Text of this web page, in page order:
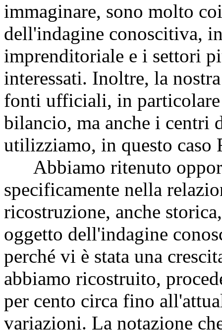
immaginare, sono molto
dell'indagine conoscitiva,
imprenditoriale e i settori
interessati. Inoltre, la
fonti ufficiali, in
bilancio, ma anche i centri
utilizziamo, in questo caso
Abbiamo ritenuto
specificamente nella
ricostruzione, anche
oggetto dell'indagine
perché vi è stata una
abbiamo ricostruito,
per cento circa fino
variazioni. La notazione